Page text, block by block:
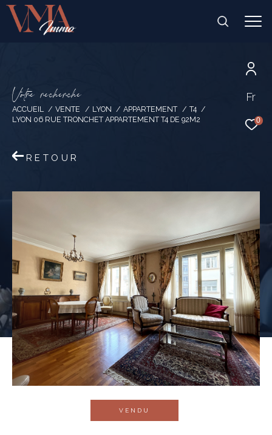
Fr
0
Votre recherche
ACCUEIL VENTE LYON APPARTEMENT
T4
LYON 06 RUE TRONCHET APPARTEMENT T4 DE 92M2
RETOUR
VENDU